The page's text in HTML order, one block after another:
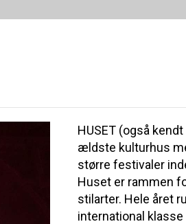
HUSET (også
ældste kulturhus
større festivaler
Huset er rammen
stilarter. Hele året
international